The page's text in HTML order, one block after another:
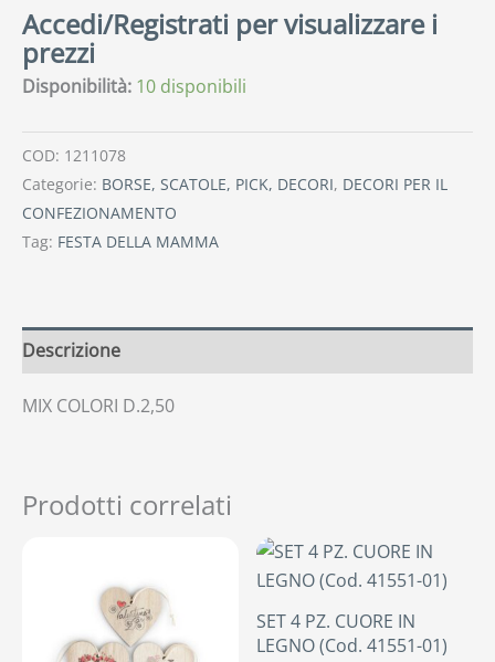
Accedi/Registrati per visualizzare i
prezzi
Disponibilità: 10 disponibili
COD: 1211078
Categorie: BORSE, SCATOLE, PICK, DECORI, DECORI PER IL
CONFEZIONAMENTO
Tag: FESTA DELLA MAMMA
Descrizione
MIX COLORI D.2,50
Prodotti correlati
SET 4 PZ. CUORE IN
LEGNO (Cod. 41551-01)